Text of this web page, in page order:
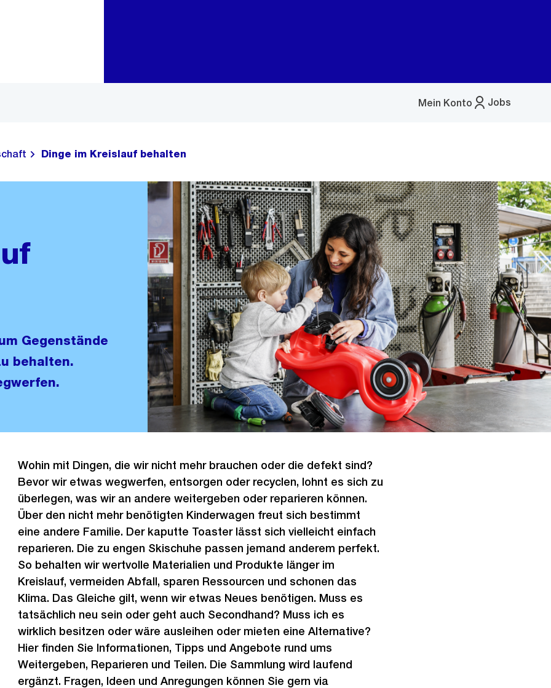
Jobs
Mein Konto
Menü
Dinge im Kreislauf behalten
Gegenstände
behalten.
Wohin mit Dingen, die wir nicht mehr brauchen oder die defekt sind?
Bevor wir etwas wegwerfen, entsorgen oder recyclen, lohnt es sich zu
überlegen, was wir an andere weitergeben oder reparieren können.
Über den nicht mehr benötigten Kinderwagen freut sich bestimmt
eine andere Familie. Der kaputte Toaster lässt sich vielleicht einfach
reparieren. Die zu engen Skischuhe passen jemand anderem perfekt.
So behalten wir wertvolle Materialien und Produkte länger im
Kreislauf, vermeiden Abfall, sparen Ressourcen und schonen das
Klima. Das Gleiche gilt, wenn wir etwas Neues benötigen. Muss es
tatsächlich neu sein oder geht auch Secondhand? Muss ich es
wirklich besitzen oder wäre ausleihen oder mieten eine Alternative?
Hier finden Sie Informationen, Tipps und Angebote rund ums
Weitergeben, Reparieren und Teilen. Die Sammlung wird laufend
ergänzt. Fragen, Ideen und Anregungen können Sie gern via